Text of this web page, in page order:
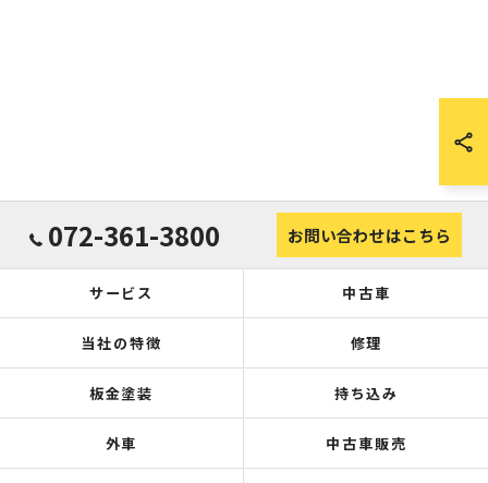
072-361-3800 お問い合わせはこちら
サービス 中古車
当社の特徴 修理
板金塗装 持ち込み
外車 中古車販売